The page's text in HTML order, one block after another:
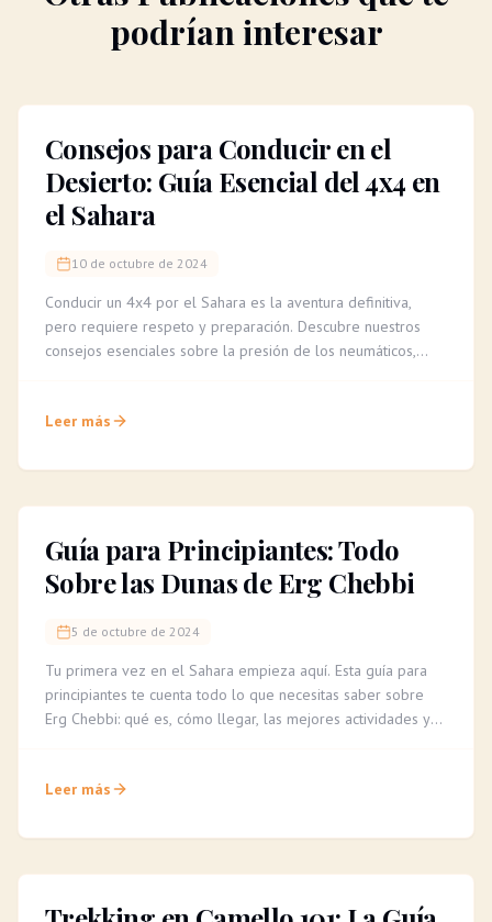
podrían interesar
Consejos para Conducir en el
Desierto: Guía Esencial del 4x4 en
el Sahara
10 de octubre de 2024
Conducir un 4x4 por el Sahara es la aventura definitiva,
pero requiere respeto y preparación. Descubre nuestros
consejos esenciales sobre la presión de los neumáticos,
Leer más
Guía para Principiantes: Todo
Sobre las Dunas de Erg Chebbi
5 de octubre de 2024
Tu primera vez en el Sahara empieza aquí. Esta guía para
principiantes te cuenta todo lo que necesitas saber sobre
Erg Chebbi: qué es, cómo llegar, las mejores actividades y
Leer más